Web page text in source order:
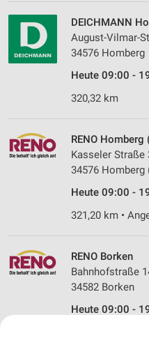
DEICHMANN
August-Vilmar-
34576 Homberg
Heute 09:00 -
320,32 km
RENO Homberg
Kasseler Straße
34576 Homberg
Heute 09:00 -
321,20 km •
RENO Borken
Bahnhofstraße
34582 Borken
Heute 09:00 -
327,73 km •